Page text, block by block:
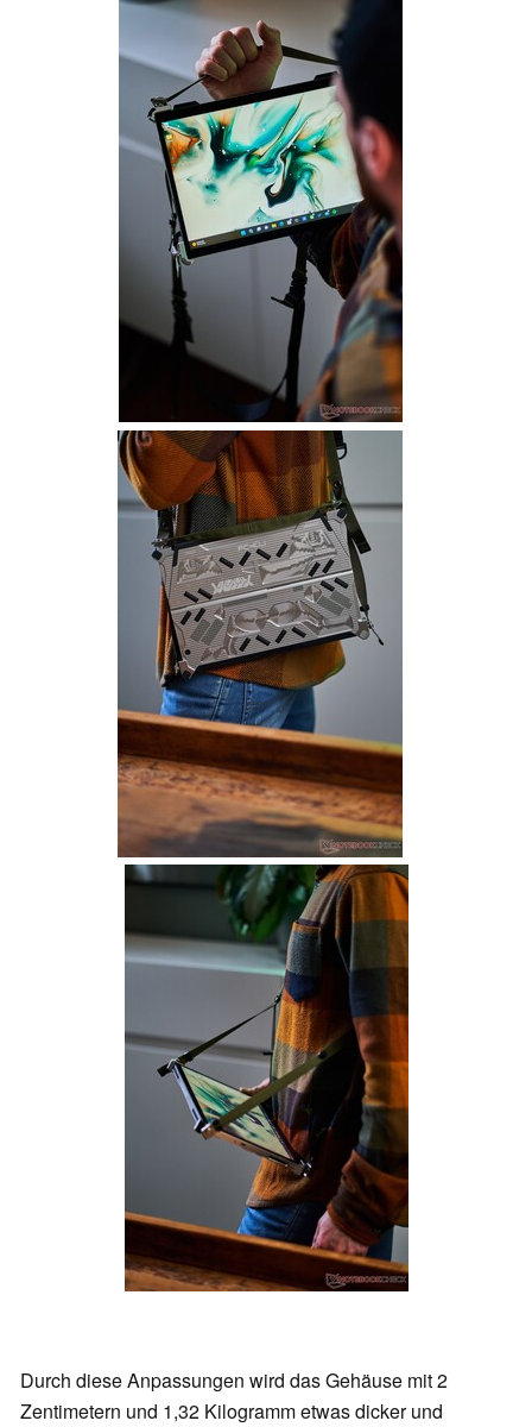
Durch diese Anpassungen wird das Gehäuse mit 2
Zentimetern und 1,32 Kilogramm etwas dicker und